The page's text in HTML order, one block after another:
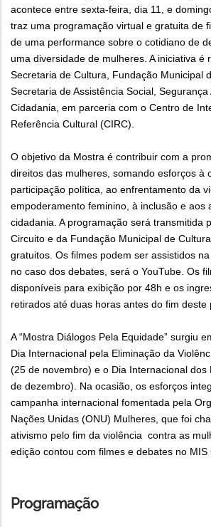
acontece entre sexta-feira, dia 11, e
traz uma programação virtual e gratuita de
de uma performance sobre o cotidiano de
uma diversidade de mulheres. A iniciativa é
Secretaria de Cultura, Fundação Municipal
Secretaria de Assistência Social, Segurança
Cidadania, em parceria com o Centro de
Referência Cultural (CIRC).
O objetivo da Mostra é contribuir com a
direitos das mulheres, somando esforços à
participação política, ao enfrentamento da
empoderamento feminino, à inclusão e aos
cidadania. A programação será transmitida
Circuito e da Fundação Municipal de
gratuitos. Os filmes podem ser assistidos
no caso dos debates, será o YouTube. Os
disponíveis para exibição por 48h e os
retirados até duas horas antes do fim deste
A “Mostra Diálogos Pela Equidade” surgiu
Dia Internacional pela Eliminação da
(25 de novembro) e o Dia Internacional dos
de dezembro). Na ocasião, os esforços
campanha internacional fomentada pela
Nações Unidas (ONU) Mulheres, que foi
ativismo pelo fim da violência contra as
edição contou com filmes e debates no MIS
Programação